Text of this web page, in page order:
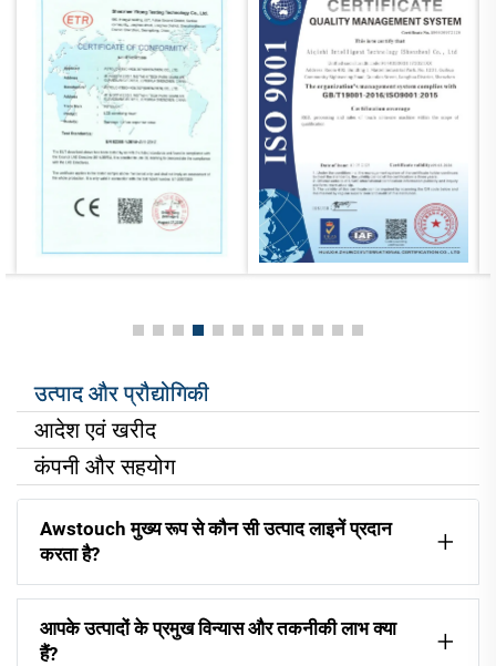
उत्पाद और प्रौद्योगिकी
आदेश एवं खरीद
कंपनी और सहयोग
Awstouch मुख्य रूप से कौन सी उत्पाद लाइनें प्रदान
करता है?
आपके उत्पादों के प्रमुख विन्यास और तकनीकी लाभ क्या
हैं?